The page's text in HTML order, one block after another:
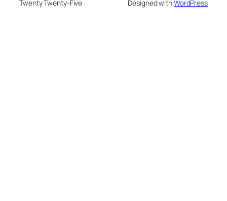
Twenty Twenty-Five Designed withWordPress